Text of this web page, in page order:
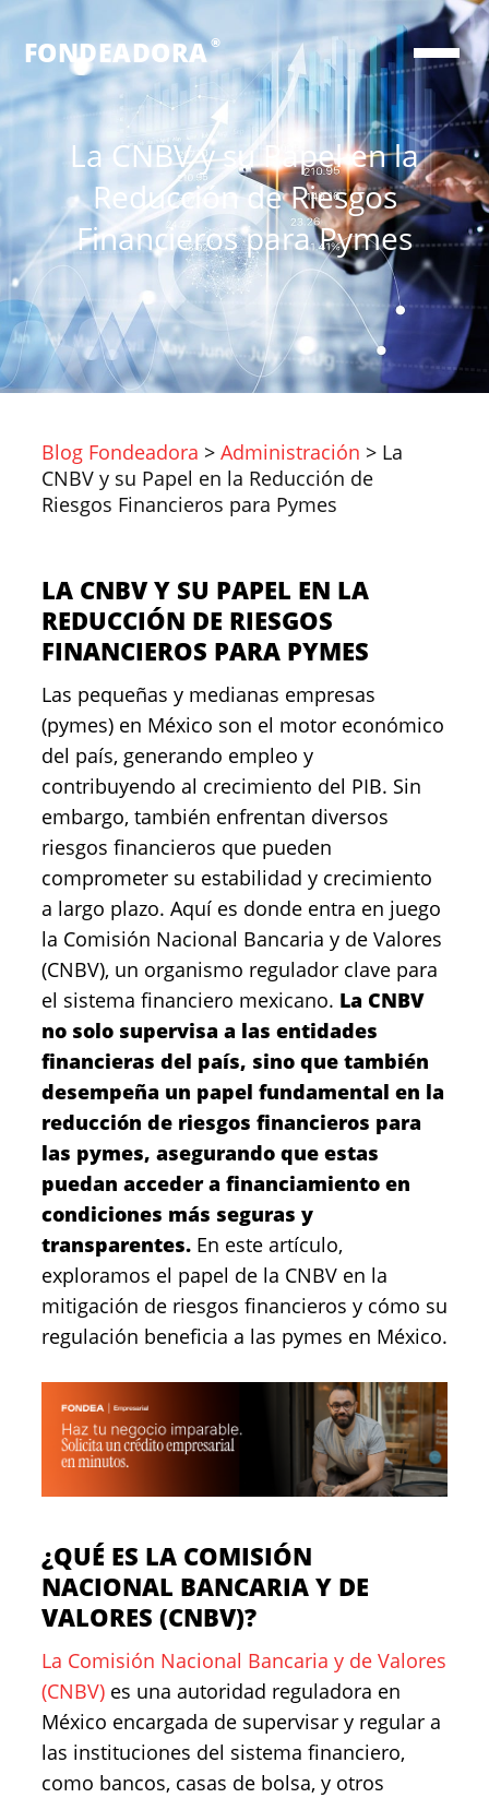
FONDEADORA®
La CNBV y su Papel en la
Reducción de Riesgos
Financieros para Pymes
Blog Fondeadora > Administración > La
CNBV y su Papel en la Reducción de
Riesgos Financieros para Pymes
LA CNBV Y SU PAPEL EN LA
REDUCCIÓN DE RIESGOS
FINANCIEROS PARA PYMES
Las pequeñas y medianas empresas
(pymes) en México son el motor económico
del país, generando empleo y
contribuyendo al crecimiento del PIB. Sin
embargo, también enfrentan diversos
riesgos financieros que pueden
comprometer su estabilidad y crecimiento
a largo plazo. Aquí es donde entra en juego
la Comisión Nacional Bancaria y de Valores
(CNBV), un organismo regulador clave para
el sistema financiero mexicano. La CNBV
no solo supervisa a las entidades
financieras del país, sino que también
desempeña un papel fundamental en la
reducción de riesgos financieros para
las pymes, asegurando que estas
puedan acceder a financiamiento en
condiciones más seguras y
transparentes. En este artículo,
exploramos el papel de la CNBV en la
mitigación de riesgos financieros y cómo su
regulación beneficia a las pymes en México.
¿QUÉ ES LA COMISIÓN
NACIONAL BANCARIA Y DE
VALORES (CNBV)?
La Comisión Nacional Bancaria y de Valores
(CNBV) es una autoridad reguladora en
México encargada de supervisar y regular a
las instituciones del sistema financiero,
como bancos, casas de bolsa, y otros